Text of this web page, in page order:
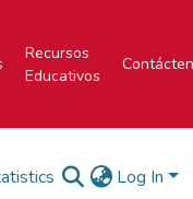
Recursos
Educativos
Log In